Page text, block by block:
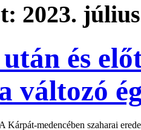
2023.
és
változó
A Kárpát-medencében szaharai